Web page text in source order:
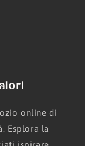
online di
Esplora la